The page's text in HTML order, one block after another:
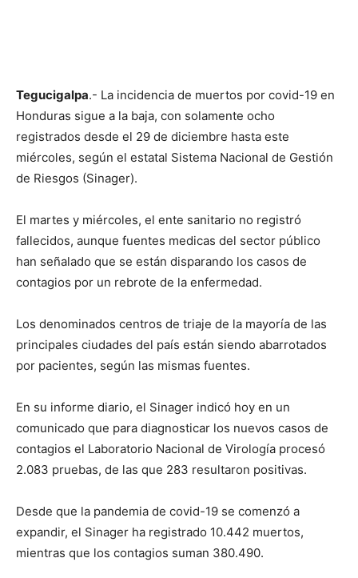
Tegucigalpa.- La incidencia de muertos por covid-19 en
Honduras sigue a la baja, con solamente ocho
registrados desde el 29 de diciembre hasta este
miércoles, según el estatal Sistema Nacional de Gestión
de Riesgos (Sinager).
El martes y miércoles, el ente sanitario no registró
fallecidos, aunque fuentes medicas del sector público
han señalado que se están disparando los casos de
contagios por un rebrote de la enfermedad.
Los denominados centros de triaje de la mayoría de las
principales ciudades del país están siendo abarrotados
por pacientes, según las mismas fuentes.
En su informe diario, el Sinager indicó hoy en un
comunicado que para diagnosticar los nuevos casos de
contagios el Laboratorio Nacional de Virología procesó
2.083 pruebas, de las que 283 resultaron positivas.
Desde que la pandemia de covid-19 se comenzó a
expandir, el Sinager ha registrado 10.442 muertos,
mientras que los contagios suman 380.490.